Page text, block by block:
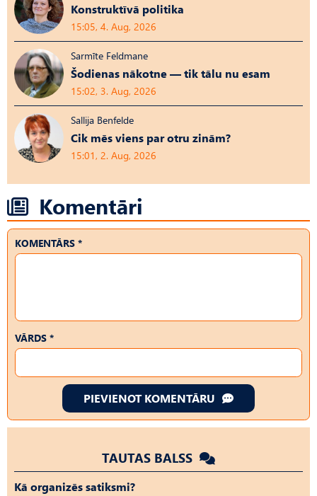
Konstruktīvā politika
15:05, 4. Aug, 2026
Sarmīte Feldmane
Šodienas nākotne — tik tālu nu esam
15:02, 3. Aug, 2026
Sallija Benfelde
Cik mēs viens par otru zinām?
15:01, 2. Aug, 2026
Komentāri
KOMENTĀRS *
VĀRDS *
PIEVIENOT KOMENTĀRU
TAUTAS BALSS
Kā organizēs satiksmi?